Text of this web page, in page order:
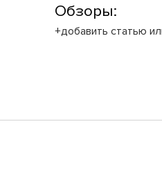
Обзоры:
+добавить статью